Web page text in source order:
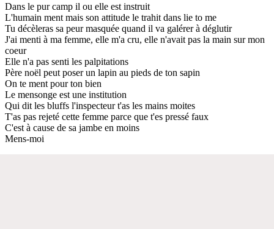
Dans le pur camp il ou elle est instruit
L'humain ment mais son attitude le trahit dans lie to me
Tu décèleras sa peur masquée quand il va galérer à déglutir
J'ai menti à ma femme, elle m'a cru, elle n'avait pas la main sur mon
coeur
Elle n'a pas senti les palpitations
Père noël peut poser un lapin au pieds de ton sapin
On te ment pour ton bien
Le mensonge est une institution
Qui dit les bluffs l'inspecteur t'as les mains moites
T'as pas rejeté cette femme parce que t'es pressé faux
C'est à cause de sa jambe en moins
Mens-moi